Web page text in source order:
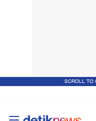
SCROLL TO